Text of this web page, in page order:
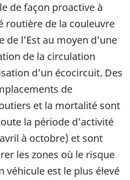
de façon proactive à
routière de la couleuvre
de l’Est au moyen d’une
de la circulation
d’un écocircuit. Des
de
et la mortalité sont
la période d’activité
à octobre) et sont
les zones où le risque
véhicule est le plus élevé